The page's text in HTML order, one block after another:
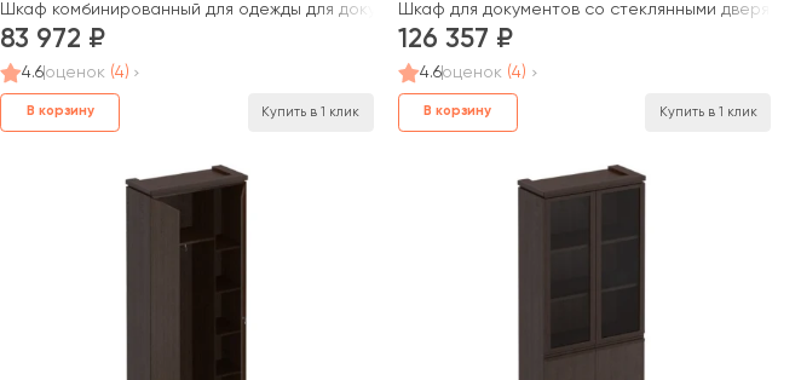
Шкаф комбинированный для одежды для документов МК 363 Mark
83 972
4.6оценок (4)
В корзину Купить в 1 клик
Шкаф для документов со стеклянными дверями
126 357
4.6оценок (4)
В корзину Купить в 1 клик